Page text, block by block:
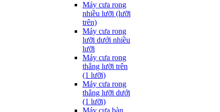
Máy cưa rong
nhiều lưỡi (lưỡi
trên)
Máy cưa rong
lưỡi dưới nhiều
lưỡi
Máy cưa rong
thẳng lưỡi trên
(1 lưỡi)
Máy cưa rong
thẳng lưỡi dưới
(1 lưỡi)
Máy cưa bàn